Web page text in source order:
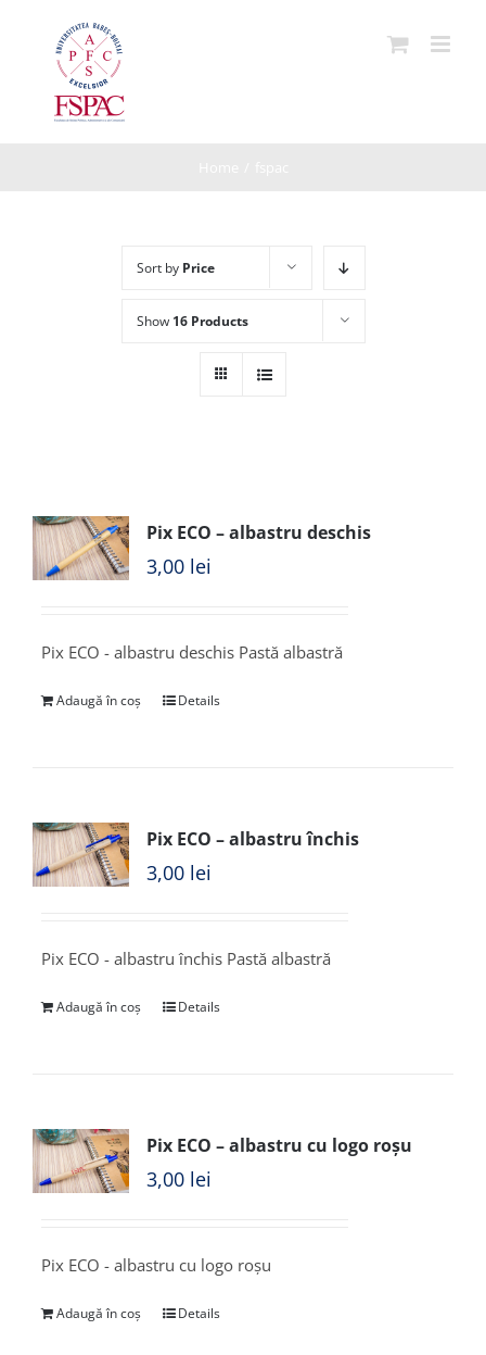
Sort by Price
Show 16 Products
Pix ECO – albastru deschis
3,00 lei
Pix ECO - albastru deschis Pastă albastră
Adaugă în coș Details
Pix ECO – albastru închis
3,00 lei
Pix ECO - albastru închis Pastă albastră
Adaugă în coș Details
Pix ECO – albastru cu logo roșu
3,00 lei
Pix ECO - albastru cu logo roșu
Adaugă în coș Details